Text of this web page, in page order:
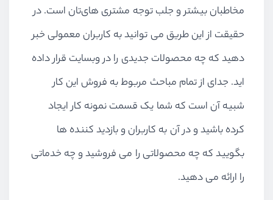
مخاطبان بیشتر و جلب توجه مشتری های‌تان است. در
حقیقت از این طریق می توانید به کاربران معمولی خبر
دهید که چه محصولات جدیدی را در وبسایت قرار داده
اید. جدای از تمام مباحث مربوط به فروش این کار
شبیه آن است که شما یک قسمت نمونه کار ایجاد
کرده باشید و در آن به کاربران و بازدید کننده ها
بگویید که چه محصولاتی را می فروشید و چه خدماتی
را ارائه می دهید.